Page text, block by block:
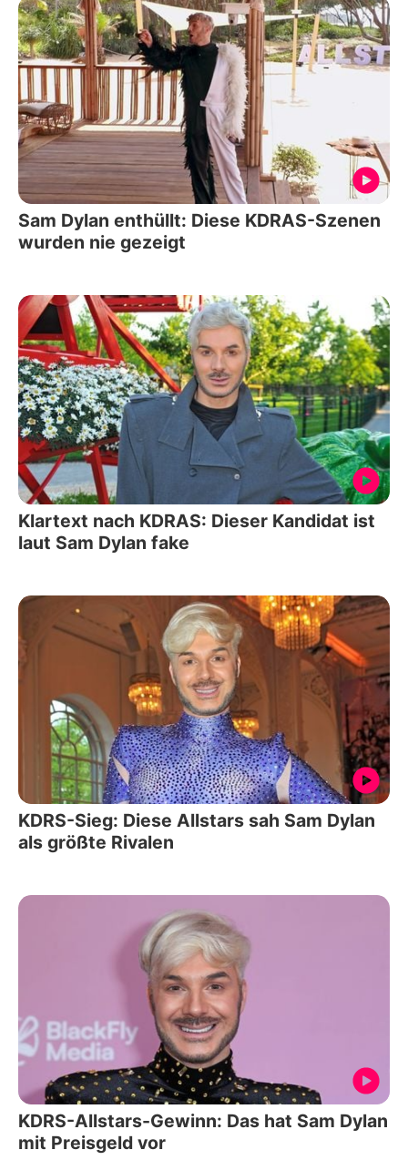
Sam Dylan enthüllt: Diese KDRAS-Szenen
wurden nie gezeigt
Klartext nach KDRAS: Dieser Kandidat ist
laut Sam Dylan fake
KDRS-Sieg: Diese Allstars sah Sam Dylan
als größte Rivalen
KDRS-Allstars-Gewinn: Das hat Sam Dylan
mit Preisgeld vor